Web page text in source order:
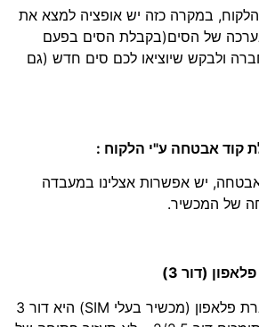
במקרה כזה יש אופציה למצא את
של הסים(בקבלת הסים בפעם
ולבקש שיוציאו לכם סים חדש (גם
אבטחה, יש אפשרות אצלינו במעבדה
של המכשיר.
(דור 3)
רשת הסלולאר של חברת פלאפון (מכשיר בעלי SIM) היא דור 3